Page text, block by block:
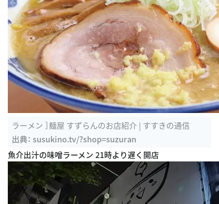
ラーメン ］麺屋 すずらんのお店紹介 | すすきの通信
出典：susukino.tv/?shop=suzuran
魚介出汁の味噌ラーメン 21時より遅く開店